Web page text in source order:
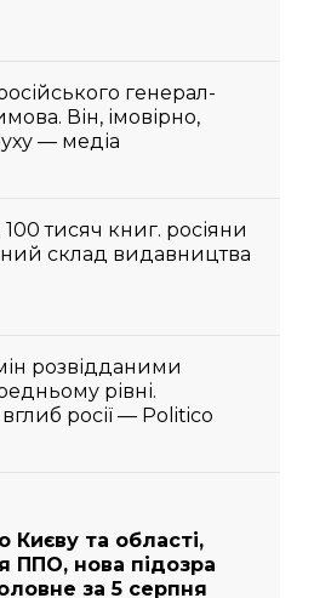
генерал-
Він, імовірно,
— медіа
тисяч книг. росіяни
склад видавництва
розвідданими
рівні.
росії — Politico
Києву та області,
ППО, нова підозра
за 5 серпня